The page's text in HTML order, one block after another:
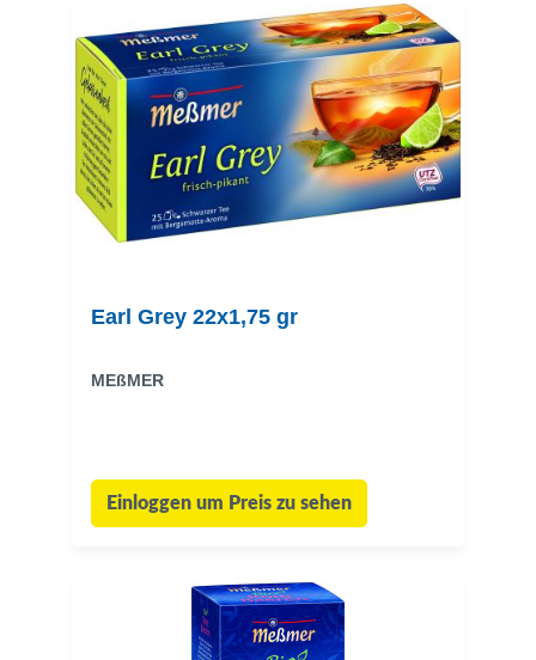
Earl Grey 22x1,75 gr
MEßMER
Einloggen um Preis zu sehen